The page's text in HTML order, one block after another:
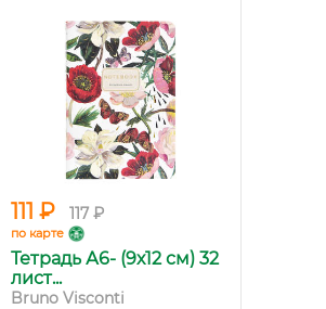
111 ₽ 117 ₽
по карте
Тетрадь А6- (9х12 см) 32
лист...
Bruno Visconti